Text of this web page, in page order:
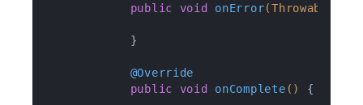
public
void onError(Throwable e)
            }
@Override
public
void onComplete () {